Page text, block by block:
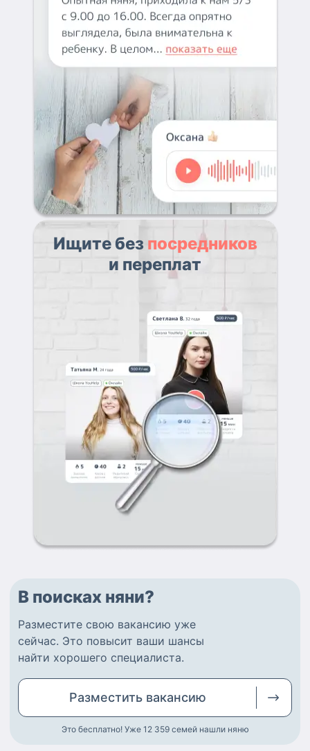
Ищите без посредников
и переплат
В поисках няни?
Разместите свою вакансию уже
сейчас. Это повысит ваши шансы
найти хорошего специалиста.
Разместить вакансию
Это бесплатно! Уже 12 359 семей нашли няню